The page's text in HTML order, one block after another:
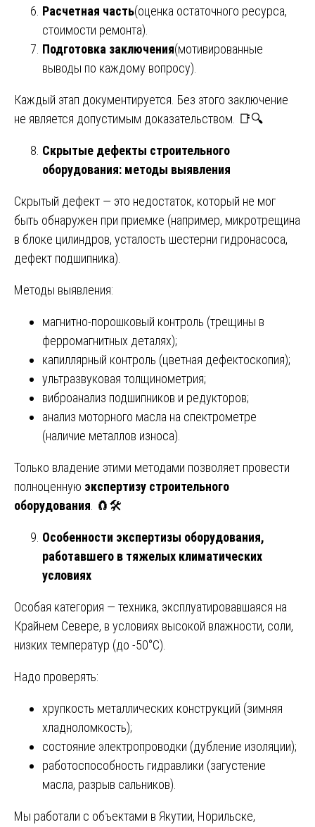
Расчетная часть(оценка остаточного ресурса,
стоимости ремонта).
Подготовка заключения(мотивированные
выводы по каждому вопросу).
Каждый этап документируется. Без этого заключение
не является допустимым доказательством. 📑🔍
Скрытые дефекты строительного
оборудования: методы выявления
Скрытый дефект — это недостаток, который не мог
быть обнаружен при приемке (например, микротрещина
в блоке цилиндров, усталость шестерни гидронасоса,
дефект подшипника).
Методы выявления:
магнитно-порошковый контроль (трещины в
ферромагнитных деталях);
капиллярный контроль (цветная дефектоскопия);
ультразвуковая толщинометрия;
виброанализ подшипников и редукторов;
анализ моторного масла на спектрометре
(наличие металлов износа).
Только владение этими методами позволяет провести
полноценную экспертизу строительного
оборудования . 🧲🛠️
Особенности экспертизы оборудования,
работавшего в тяжелых климатических
условиях
Особая категория — техника, эксплуатировавшаяся на
Крайнем Севере, в условиях высокой влажности, соли,
низких температур (до -50°C).
Надо проверять:
хрупкость металлических конструкций (зимняя
хладноломкость);
состояние электропроводки (дубление изоляции);
работоспособность гидравлики (загустение
масла, разрыв сальников).
Мы работали с объектами в Якутии, Норильске,